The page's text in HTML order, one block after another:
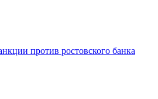
против ростовского банка